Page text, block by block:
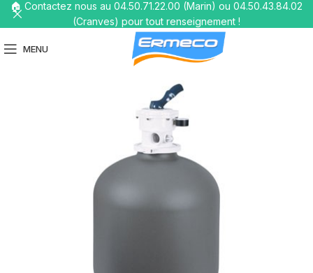
MENU
🏠 Contactez nous au 04.50.71.22.00 (Marin) ou 04.50.43.84.02
(Cranves) pour tout renseignement !